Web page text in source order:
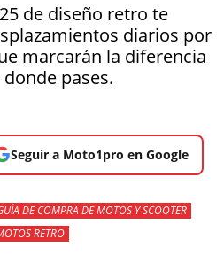
de diseño retro te
diarios por
marcarán la diferencia
pases.
Seguir a Moto1pro en Google
DE COMPRA DE MOTOS Y SCOOTER
RETRO